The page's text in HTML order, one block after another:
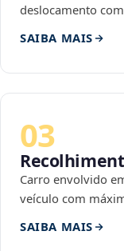
deslocamento
SAIBA MAIS
03
Carro envolvido
veículo com
SAIBA MAIS